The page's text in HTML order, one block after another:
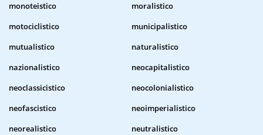
monoteistico
moralistico
motociclistico
municipalistico
mutualistico
naturalistico
nazionalistico
neocapitalistico
neoclassicistico
neocolonialistico
neofascistico
neoimperialistico
neorealistico
neutralistico